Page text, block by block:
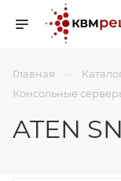
Главная —
Консольные
ATEN